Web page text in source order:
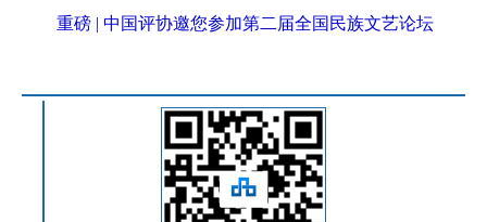
重磅 | 中国评协邀您参加第二届全国民族文艺论坛